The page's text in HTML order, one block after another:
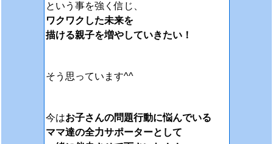
という事を強く信じ、
ワクワクした未来を
描ける親子を増やしていきたい！
そう思っています^^
今はお子さんの問題行動に悩んでいる
ママ達の全力サポーターとして